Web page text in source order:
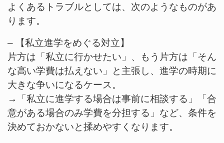
よくあるトラブルとしては、次のようなものがあ
ります。
– 【私立進学をめぐる対立】
片方は「私立に行かせたい」、もう片方は「そん
な高い学費は払えない」と主張し、進学の時期に
大きな争いになるケース。
→「私立に進学する場合は事前に相談する」「合
意がある場合のみ学費を分担する」など、条件を
決めておかないと揉めやすくなります。